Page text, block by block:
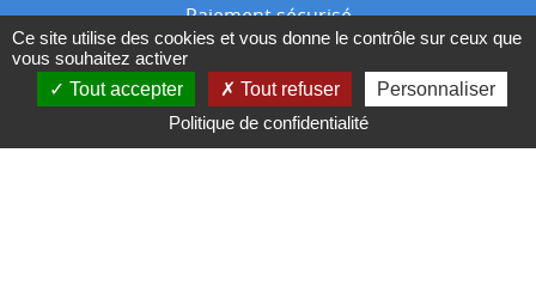
Paiement sécurisé
Nos magasins
Ce site utilise des cookies et vous donne le contrôle sur ceux que
vous souhaitez activer
Tout accepter
Tout refuser
Personnaliser
Politique de confidentialité